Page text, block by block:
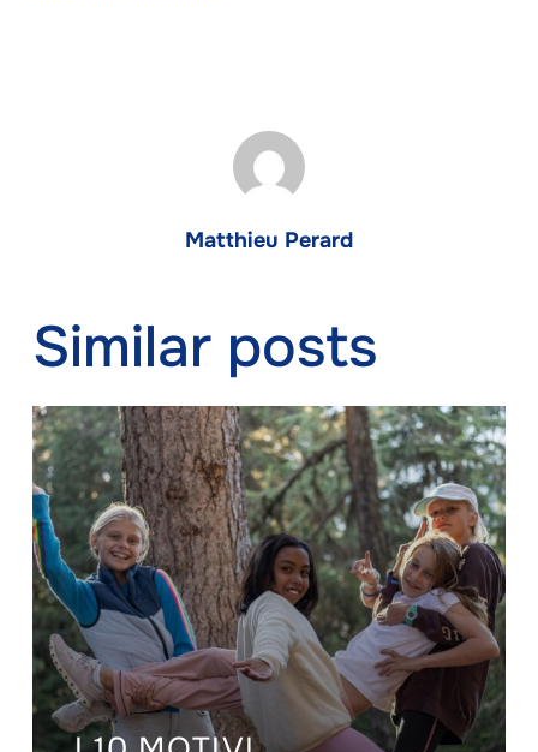
Matthieu Perard
Similar posts